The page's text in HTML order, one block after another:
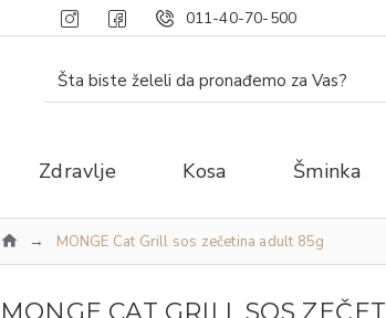
011-40-70-500
Zdravlje Kosa Šminka
MONGE Cat Grill sos zečetina adult 85g
MONGE CAT GRILL SOS